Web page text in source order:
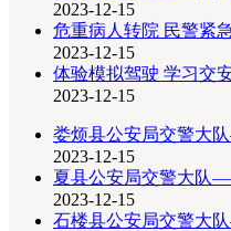
2023-12-15
危重病人转院 民警紧
2023-12-15
体验模拟驾驶 学习交
2023-12-15
娄烦县公安局交警大
2023-12-15
夏县公安局交警大队
2023-12-15
石楼县公安局交警大